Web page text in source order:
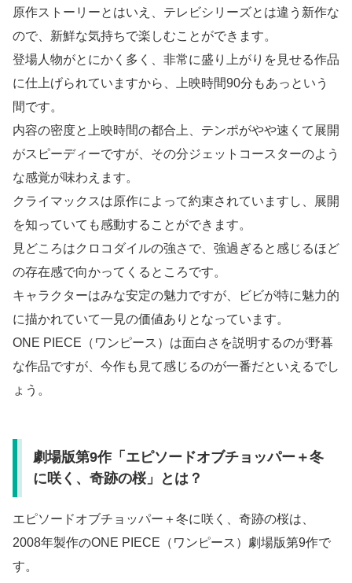
原作ストーリーとはいえ、テレビシリーズとは違う新作な
ので、新鮮な気持ちで楽しむことができます。
登場人物がとにかく多く、非常に盛り上がりを見せる作品
に仕上げられていますから、上映時間90分もあっという
間です。
内容の密度と上映時間の都合上、テンポがやや速くて展開
がスピーディーですが、その分ジェットコースターのよう
な感覚が味わえます。
クライマックスは原作によって約束されていますし、展開
を知っていても感動することができます。
見どころはクロコダイルの強さで、強過ぎると感じるほど
の存在感で向かってくるところです。
キャラクターはみな安定の魅力ですが、ビビが特に魅力的
に描かれていて一見の価値ありとなっています。
ONE PIECE（ワンピース）は面白さを説明するのが野暮
な作品ですが、今作も見て感じるのが一番だといえるでし
ょう。
劇場版第9作「エピソードオブチョッパー＋冬
に咲く、奇跡の桜」とは？
エピソードオブチョッパー＋冬に咲く、奇跡の桜は、
2008年製作のONE PIECE（ワンピース）劇場版第9作で
す。